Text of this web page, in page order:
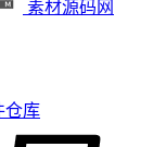
素材源码网
仓库